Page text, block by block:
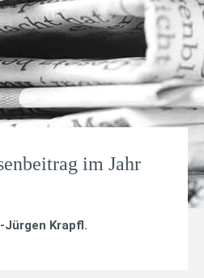
im Jahr
Jürgen Krapfl.